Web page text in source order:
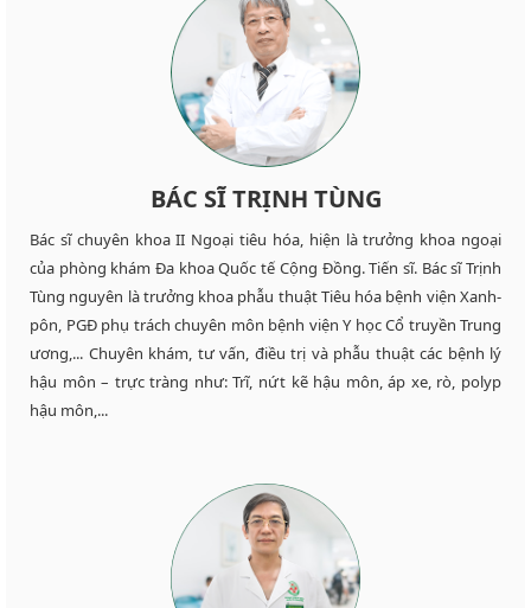
BÁC SĨ TRỊNH TÙNG
Bác sĩ chuyên khoa II Ngoại tiêu hóa, hiện là trưởng khoa ngoại
của phòng khám Đa khoa Quốc tế Cộng Đồng. Tiến sĩ. Bác sĩ Trịnh
Tùng nguyên là trưởng khoa phẫu thuật Tiêu hóa bệnh viện Xanh-
pôn, PGĐ phụ trách chuyên môn bệnh viện Y học Cổ truyền Trung
ương,... Chuyên khám, tư vấn, điều trị và phẫu thuật các bệnh lý
hậu môn – trực tràng như: Trĩ, nứt kẽ hậu môn, áp xe, rò, polyp
hậu môn,...